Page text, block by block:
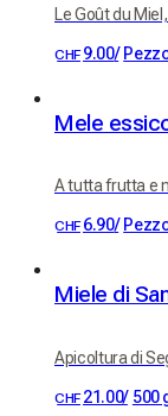
Le Goût du
CHF 9.00/
Mele
A tutta frutta e
CHF 6.90/
Apicoltura di
CHF 21.00/ 500